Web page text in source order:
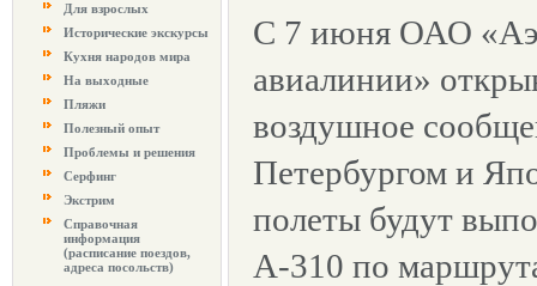
Для взрослых
Исторические экскурсы
Кухня народов мира
На выходные
Пляжи
Полезный опыт
Проблемы и решения
Серфинг
Экстрим
Справочная
информация
(расписание поездов,
адреса посольств)
С 7 июня ОАО
авиалинии»
воздушное
Петербургом и
полеты будут
А-310 по